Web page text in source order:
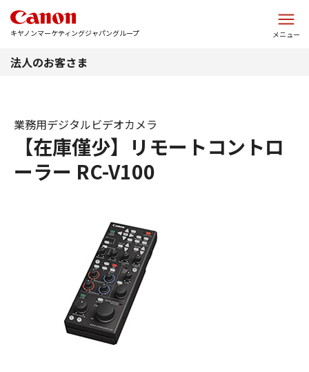
キヤノンマーケティングジャパングループ メニュー
法人のお客さま
【在庫僅少】リモートコントロ
ーラー RC-V100
業務用デジタルビデオカメラ